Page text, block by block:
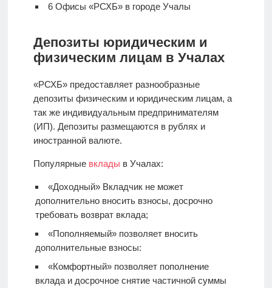
6Офисы «РСХБ» в городе Учалы
Депозиты юридическим и
физическим лицам в Учалах
«РСХБ» предоставляет разнообразные
депозиты физическим и юридическим лицам, а
так же индивидуальным предпринимателям
(ИП). Депозиты размещаются в рублях и
иностранной валюте.
Популярные вклады в Учалах:
«Доходный» Вкладчик не может
дополнительно вносить взносы, досрочно
требовать возврат вклада;
«Пополняемый» позволяет вносить
дополнительные взносы:
«Комфортный» позволяет пополнение
вклада и досрочное снятие частичной суммы